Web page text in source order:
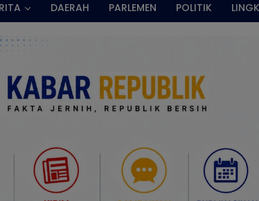
DAERAH PARLEMEN POLITIK